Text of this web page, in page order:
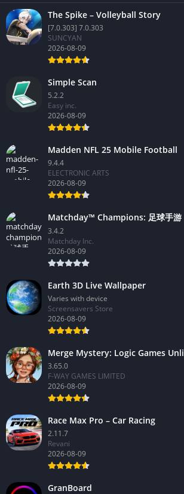
The Spike – Volleyball Story
[7.0.303] 7.0.303
SUNCYAN
2026-08-09
Simple Scan
5.2.2
Easy inc.
2026-08-09
Madden NFL 25 Mobile Football
9.4.4
ELECTRONIC ARTS
2026-08-09
Matchday™ Champions: 足球手游
3.4.2
Matchday Inc.
2026-08-09
Earth 3D Live Wallpaper
Varies with device
Screensavers Store
2026-08-09
Merge Mystery: Logic Games
3.65.0
F-WAY GAMES LIMITED
2026-08-09
Race Max Pro – Car Racing
2.11.7
Revani
2026-08-09
GranBoard